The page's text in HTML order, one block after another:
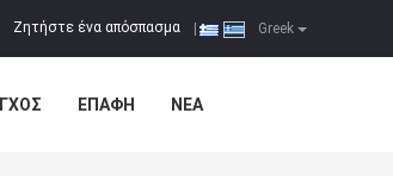
Greek
Ζητήστε ένα απόσπασμα
ΕΠΑΦΉ ΝΈΑ